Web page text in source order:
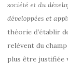
société et du
développées et
théorie d’établir
relèvent du
plus être justifiée